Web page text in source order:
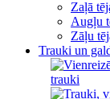
Zaļā
Augļu
Zāļu
Trauki un
trauki